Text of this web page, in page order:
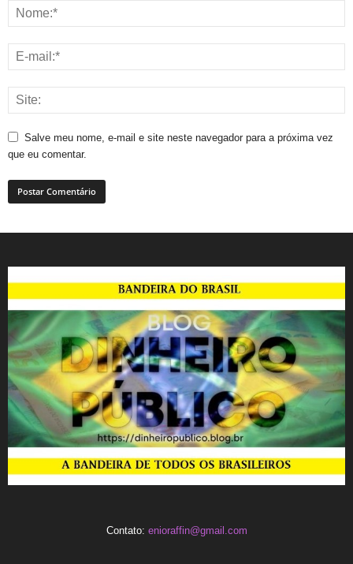
Salve meu nome, e-mail e site neste navegador para a próxima vez
que eu comentar.
Contato: enioraffin@gmail.com